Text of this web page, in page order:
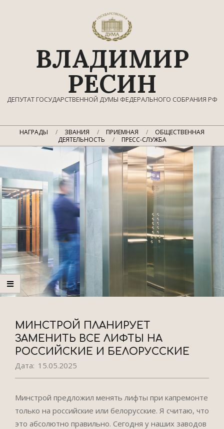
ВЛАДИМИР
РЕСИН
ДЕПУТАТ ГОСУДАРСТВЕННОЙ ДУМЫ ФЕДЕРАЛЬНОГО СОБРАНИЯ РФ
Главное
НАГРАДЫ ЗВАНИЯ ПРИЕМНАЯ
ОБЩЕСТВЕННАЯ
ДЕЯТЕЛЬНОСТЬ
ПРЕСС-СЛУЖБА
МИНСТРОЙ ПЛАНИРУЕТ
ЗАМЕНИТЬ ВСЕ ЛИФТЫ НА
РОССИЙСКИЕ И БЕЛОРУССКИЕ
Дата: 15.05.2025
Минстрой предложил менять лифты при капремонте
только на российские или белорусские. Я считаю, что
это абсолютно правильно. Сегодня у наших заводов